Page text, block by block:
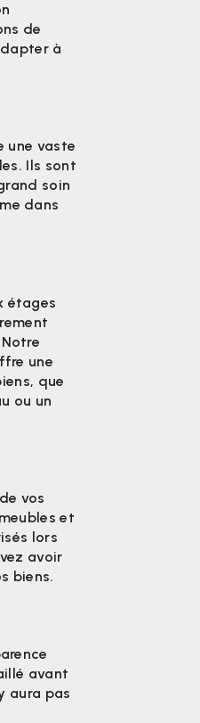
de
à
une vaste
Ils sont
soin
dans
étages
une
que
ou un
vos
et
lors
avoir
biens.
avant
aura pas